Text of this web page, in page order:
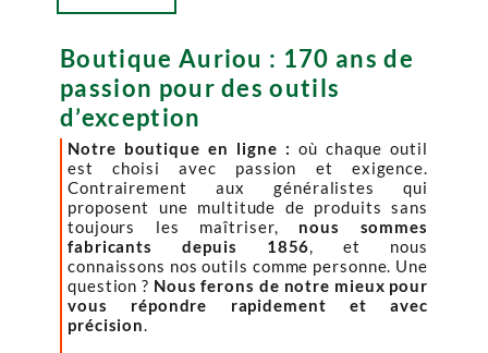
Boutique Auriou : 170 ans de
passion pour des outils
d’exception
Notre boutique en ligne : où chaque outil
est choisi avec passion et exigence.
Contrairement aux généralistes qui
proposent une multitude de produits sans
toujours les maîtriser, nous sommes
fabricants depuis 1856, et nous
connaissons nos outils comme personne. Une
question ? Nous ferons de notre mieux pour
vous répondre rapidement et avec
précision.